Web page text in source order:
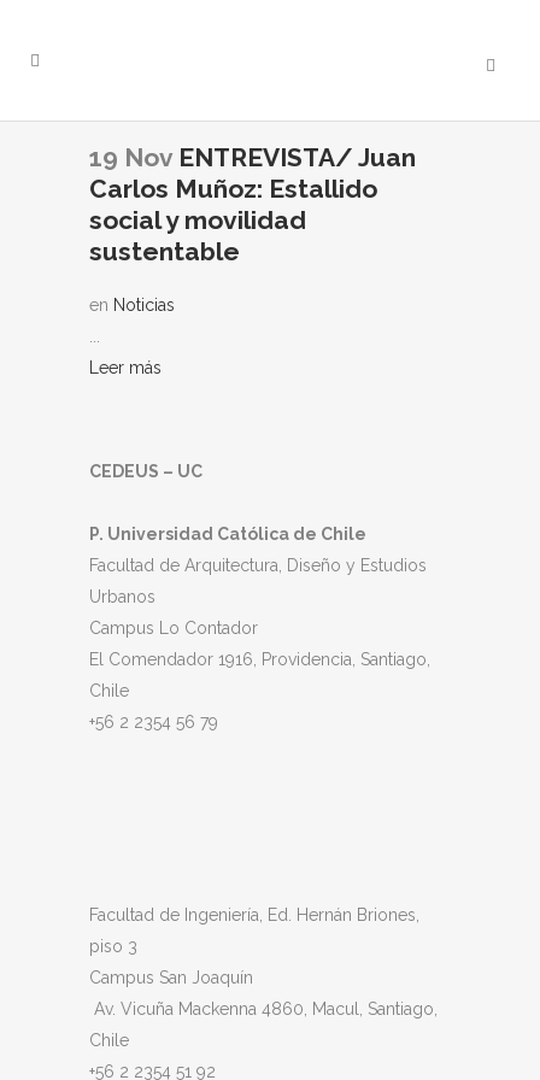
19 Nov ENTREVISTA/ Juan
Carlos Muñoz: Estallido
social y movilidad
sustentable
en Noticias
Leer más
CEDEUS – UC
P. Universidad Católica de Chile
Facultad de Arquitectura, Diseño y Estudios
Urbanos
Campus Lo Contador
El Comendador 1916, Providencia, Santiago,
Chile
+56 2 2354 56 79
Facultad de Ingeniería, Ed. Hernán Briones,
piso 3
Campus San Joaquín
Av. Vicuña Mackenna 4860, Macul
, Santiago,
Chile
+56 2 2354 51 92